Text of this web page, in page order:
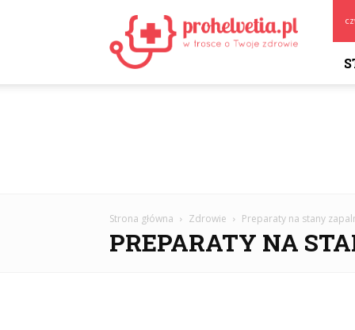
Strona główna Zdrowie Preparaty na stany
PREPARATY NA